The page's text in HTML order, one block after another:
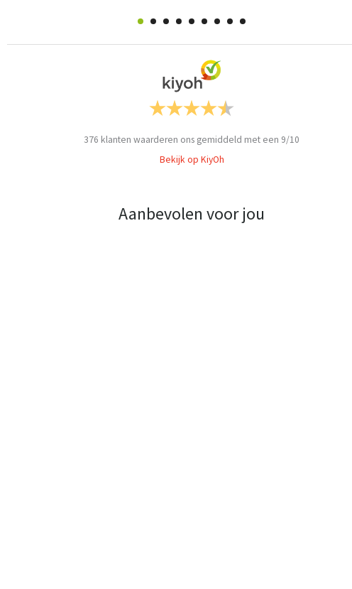
376 klanten waarderen ons gemiddeld met een 9/10
Bekijk op KiyOh
Aanbevolen voor jou